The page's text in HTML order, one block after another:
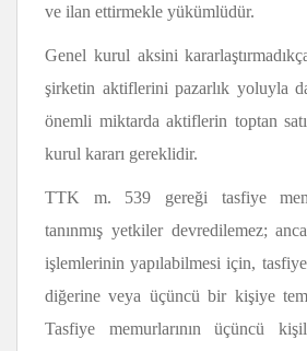
ve ilan ettirmekle yükümlüdür.
Genel kurul aksini
şirketin aktiflerini pazarlık yoluyla
önemli miktarda aktiflerin toptan
kurul kararı gereklidir.
TTK m. 539 gereği tasfiye
tanınmış yetkiler devredilemez;
işlemlerinin yapılabilmesi için,
diğerine veya üçüncü bir kişiye
Tasfiye memurlarının üçüncü